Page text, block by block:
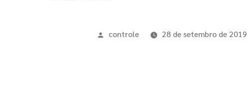
controle 28 de setembro de 2019